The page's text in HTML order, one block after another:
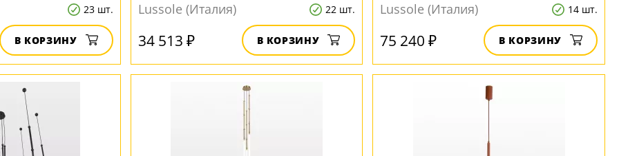
23 шт.
В КОРЗИНУ
Lussole (Италия)
22 шт.
34 513 ₽ В КОРЗИНУ
Lussole (Италия)
14 шт.
75 240 ₽ В КОРЗИНУ